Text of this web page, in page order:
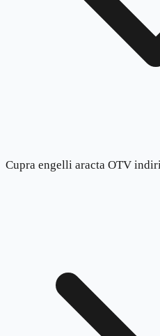
Cupra engelli aracta OTV